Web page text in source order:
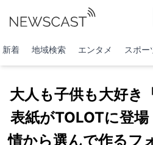
新着 地域検索 エンタメ スポー
大人も子供も大好き
表紙がTOLOTに登
情から選んで作るフ